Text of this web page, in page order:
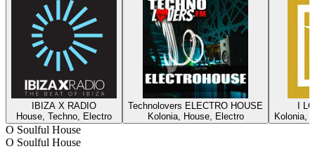
IBIZA X RADIO
House, Techno, Electro
Technolovers ELECTRO HOUSE
Kolonia, House, Electro
I
Kolonia,
O Soulful House
O Soulful House